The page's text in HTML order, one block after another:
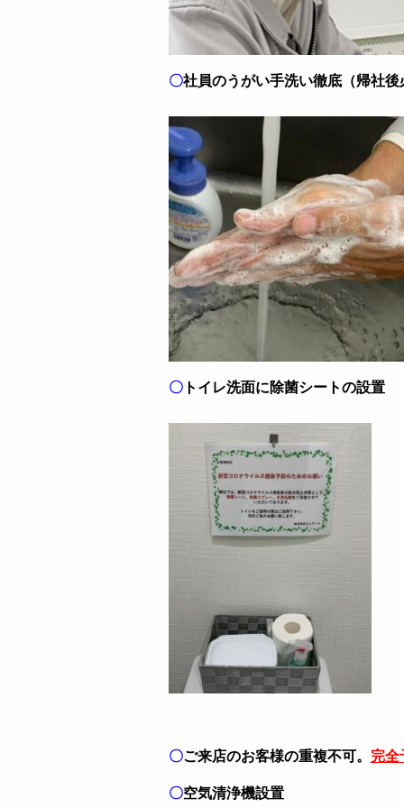
〇社員のうがい手洗い徹底（帰社後
〇 トイレ洗面に除菌シートの設置
〇ご来店のお客様の重複不可。 完全
〇空気清浄機設置